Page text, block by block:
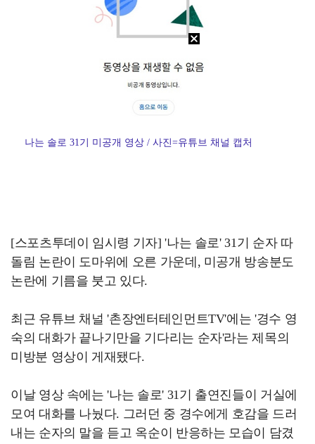
나는 솔로 31기 미공개 영상 / 사진=유튜브 채널 캡처
[스포츠투데이 임시령 기자] '나는 솔로' 31기 순자 따
돌림 논란이 도마위에 오른 가운데, 미공개 방송분도
논란에 기름을 붓고 있다.
최근 유튜브 채널 '촌장엔터테인먼트TV'에는 '경수 영
숙의 대화가 끝나기만을 기다리는 순자'라는 제목의
미방분 영상이 게재됐다.
이날 영상 속에는 '나는 솔로' 31기 출연진들이 거실에
모여 대화를 나눴다. 그러던 중 경수에게 호감을 드러
내는 순자의 말을 듣고 옥순이 반응하는 모습이 담겼